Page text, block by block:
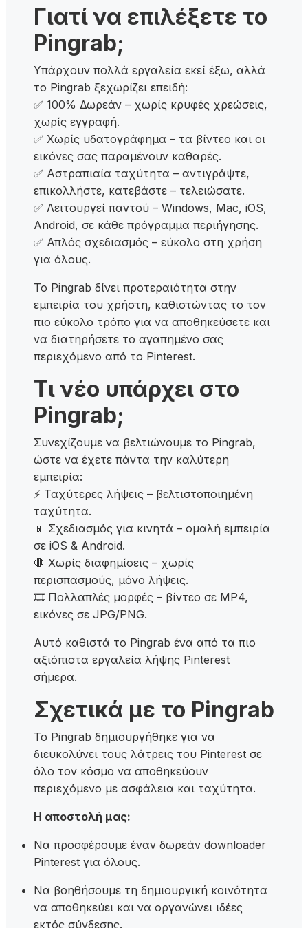
Γιατί να επιλέξετε το
Pingrab;
Υπάρχουν πολλά εργαλεία εκεί έξω, αλλά
το Pingrab ξεχωρίζει επειδή:
✅ 100% Δωρεάν – χωρίς κρυφές χρεώσεις,
χωρίς εγγραφή.
✅ Χωρίς υδατογράφημα – τα βίντεο και οι
εικόνες σας παραμένουν καθαρές.
✅ Αστραπιαία ταχύτητα – αντιγράψτε,
επικολλήστε, κατεβάστε – τελειώσατε.
✅ Λειτουργεί παντού – Windows, Mac, iOS,
Android, σε κάθε πρόγραμμα περιήγησης.
✅ Απλός σχεδιασμός – εύκολο στη χρήση
για όλους.
Το Pingrab δίνει προτεραιότητα στην
εμπειρία του χρήστη, καθιστώντας το τον
πιο εύκολο τρόπο για να αποθηκεύσετε και
να διατηρήσετε το αγαπημένο σας
περιεχόμενο από το Pinterest.
Τι νέο υπάρχει στο
Pingrab;
Συνεχίζουμε να βελτιώνουμε το Pingrab,
ώστε να έχετε πάντα την καλύτερη
εμπειρία:
⚡ Ταχύτερες λήψεις – βελτιστοποιημένη
ταχύτητα.
📱 Σχεδιασμός για κινητά – ομαλή εμπειρία
σε iOS & Android.
🛑 Χωρίς διαφημίσεις – χωρίς
περισπασμούς, μόνο λήψεις.
🎞 Πολλαπλές μορφές – βίντεο σε MP4,
εικόνες σε JPG/PNG.
Αυτό καθιστά το Pingrab ένα από τα πιο
αξιόπιστα εργαλεία λήψης Pinterest
σήμερα.
Σχετικά με το Pingrab
Το Pingrab δημιουργήθηκε για να
διευκολύνει τους λάτρεις του Pinterest σε
όλο τον κόσμο να αποθηκεύουν
περιεχόμενο με ασφάλεια και ταχύτητα.
Η αποστολή μας:
Να προσφέρουμε έναν δωρεάν downloader
Pinterest για όλους.
Να βοηθήσουμε τη δημιουργική κοινότητα
να αποθηκεύει και να οργανώνει ιδέες
εκτός σύνδεσης.